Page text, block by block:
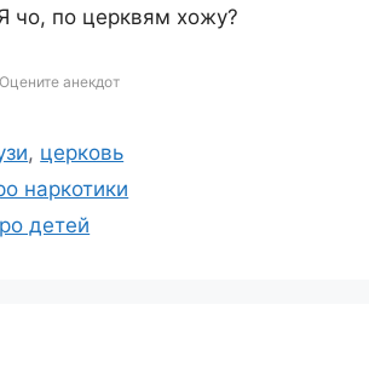
чо, по церквям хожу?
Оцените анекдот
, церковь
наркотики
детей